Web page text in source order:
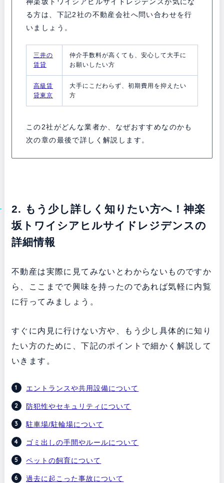
る方は、下記2社の不動産会社へ問い合わせを行
いましょう。
三井の
賃貸
仲介手数料が高くても、安心して大手に
お願いしたい方
高級賃
貸東京
大手にこだわらず、初期費用を抑えたい
方
この2社がどんな業者か、なぜおすすめなのかも
次の章の最後で詳しく解説します。
2. もう少し詳しく知りたい方へ！神楽
坂トワイシアヒルサイドレジデンスの
詳細情報
不動産は実際に見てみないとわからないものですか
ら、ここまでで興味を持ったのであれば気軽に内覧
に行ってみましょう。
すぐに内見に行けない方や、もう少し具体的に知り
たい方のために、下記のポイントで細かく解説して
いきます。
エントランスや共用設備について
防犯性やセキュリティについて
駐車場/駐輪場について
ゴミ出しの手間やルールについて
ペットの飼育について
過去に起こった事故について